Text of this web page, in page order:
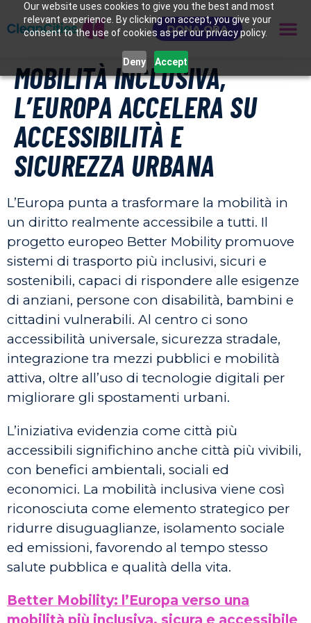
Our website uses cookies to give you the best and most
relevant experience. By clicking on accept, you give your
consent to the use of cookies as per our privacy policy.
Deny Accept
DONA ORA
MOBILITÀ INCLUSIVA,
L’EUROPA ACCELERA SU
ACCESSIBILITÀ E
SICUREZZA URBANA
L’Europa punta a trasformare la mobilità in
un diritto realmente accessibile a tutti. Il
progetto europeo Better Mobility promuove
sistemi di trasporto più inclusivi, sicuri e
sostenibili, capaci di rispondere alle esigenze
di anziani, persone con disabilità, bambini e
cittadini vulnerabili. Al centro ci sono
accessibilità universale, sicurezza stradale,
integrazione tra mezzi pubblici e mobilità
attiva, oltre all’uso di tecnologie digitali per
migliorare gli spostamenti urbani.
L’iniziativa evidenzia come città più
accessibili significhino anche città più vivibili,
con benefici ambientali, sociali ed
economici. La mobilità inclusiva viene così
riconosciuta come elemento strategico per
ridurre disuguaglianze, isolamento sociale
ed emissioni, favorendo al tempo stesso
salute pubblica e qualità della vita.
Better Mobility: l’Europa verso una